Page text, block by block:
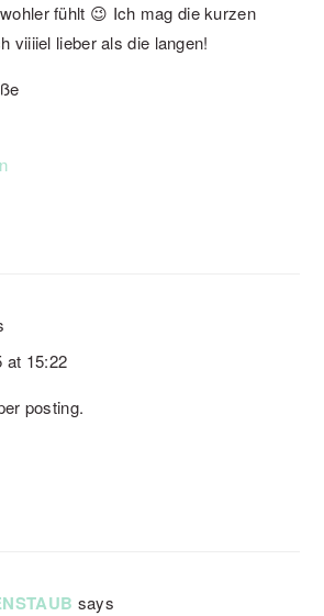
fühlt 😉 Ich mag die kurzen
viiiiel lieber als die langen!
at 15:22
posting.
says